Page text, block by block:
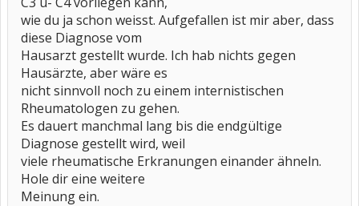
wie du ja schon weisst. Aufgefallen ist mir aber, dass
diese Diagnose vom
Hausarzt gestellt wurde. Ich hab nichts gegen
Hausärzte, aber wäre es
nicht sinnvoll noch zu einem internistischen
Rheumatologen zu gehen.
Es dauert manchmal lang bis die endgültige
Diagnose gestellt wird, weil
viele rheumatische Erkranungen einander ähneln.
Hole dir eine weitere
Meinung ein.